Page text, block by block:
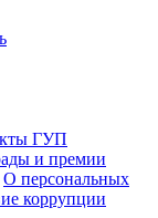
ГУП
и премии
О персональных
коррупции